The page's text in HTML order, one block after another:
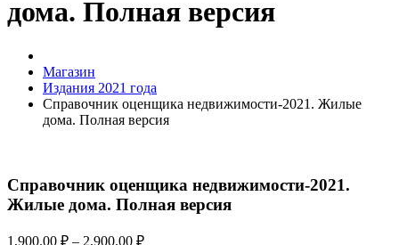
дома. Полная версия
Магазин
Издания 2021 года
Справочник оценщика недвижимости-2021. Жилые
дома. Полная версия
Справочник оценщика недвижимости-2021.
Жилые дома. Полная версия
1,900.00 ₽ – 2,900.00 ₽